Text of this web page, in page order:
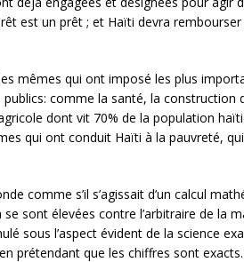
est un prêt ; et Haïti devra
mêmes qui ont imposé les plus
comme la santé, la construction
dont vit 70% de la population
qui ont conduit Haïti à la pauvreté,
comme s’il s’agissait d’un calcul
sont élevées contre l’arbitraire de la
sous l’aspect évident de la science
prétendant que les chiffres sont exacts.